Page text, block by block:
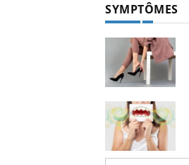
SYMPTÔMES